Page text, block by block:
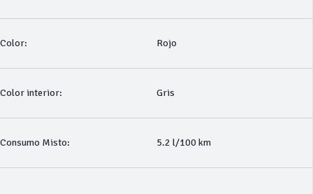
Color: Rojo
Color interior: Gris
Consumo Misto: 5.2 l/100 km